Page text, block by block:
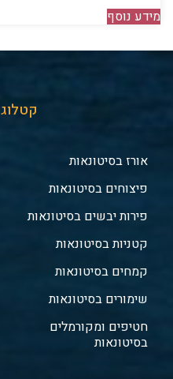
מידע נוסף
אורז בסיטונאות
פיצוחים בסיטונאות
פירות יבשים בסיטונאות
קטניות בסיטונאות
קמחים בסיטונאות
שימורים בסיטונאות
חטיפים ומקורמלים
בסיטונאות